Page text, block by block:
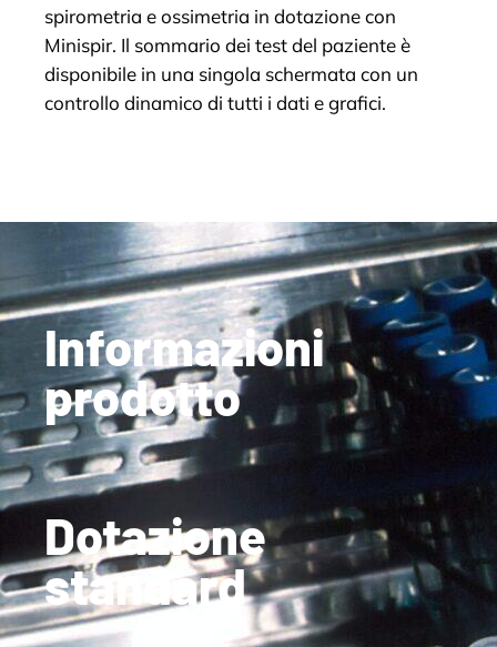
spirometria e ossimetria in dotazione con
Minispir. Il sommario dei test del paziente è
disponibile in una singola schermata con un
controllo dinamico di tutti i dati e grafici.
Informazioni
prodotto
Dotazione
standard